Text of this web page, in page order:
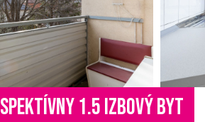
1.5 IZBOVÝ BYT